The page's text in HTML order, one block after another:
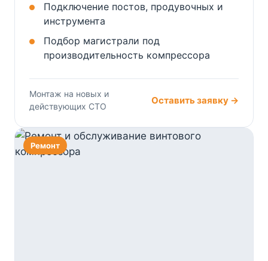
Подключение постов, продувочных и
инструмента
Подбор магистрали под
производительность компрессора
Монтаж на новых и
действующих СТО
Оставить заявку →
Ремонт